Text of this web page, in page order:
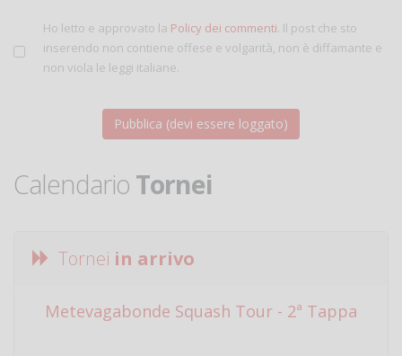
Ho letto e approvato la Policy dei commenti. Il post che sto
inserendo non contiene offese e volgarità, non è diffamante e
non viola le leggi italiane.
Calendario Tornei
Tornei in arrivo
Metevagabonde Squash Tour - 2ª Tappa